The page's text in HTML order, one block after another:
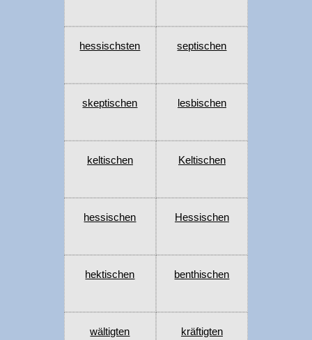
hessischsten septischen
skeptischen lesbischen
keltischen Keltischen
hessischen Hessischen
hektischen benthischen
wältigten kräftigten